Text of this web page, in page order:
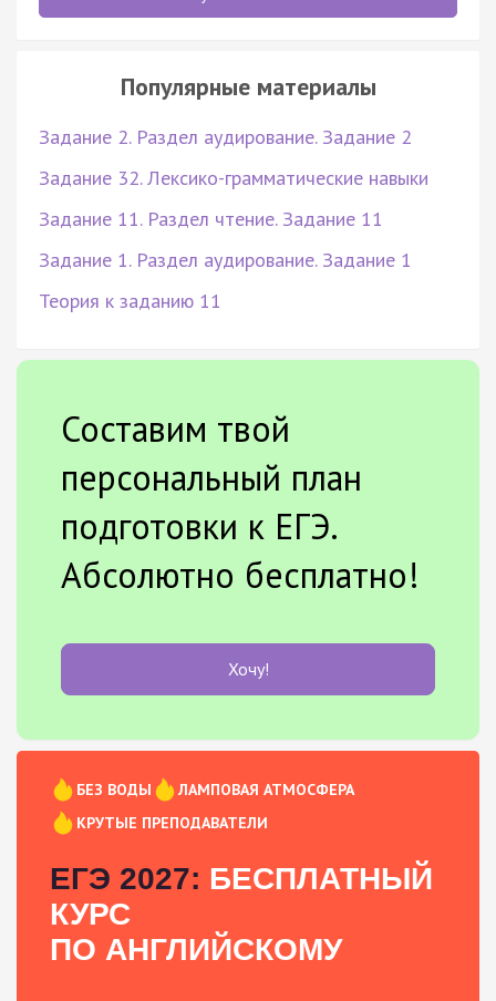
Популярные материалы
Задание 2. Раздел аудирование. Задание 2
Задание 32. Лексико-грамматические навыки
Задание 11. Раздел чтение. Задание 11
Задание 1. Раздел аудирование. Задание 1
Теория к заданию 11
Составим твой
персональный план
подготовки к ЕГЭ.
Абсолютно бесплатно!
Хочу!
БЕЗ ВОДЫ
ЛАМПОВАЯ АТМОСФЕРА
КРУТЫЕ ПРЕПОДАВАТЕЛИ
ЕГЭ 2027: БЕСПЛАТНЫЙ
КУРС
ПО АНГЛИЙСКОМУ